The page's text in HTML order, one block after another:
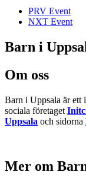
PRV Event
NXT Event
Barn i
Om oss
Barn i Uppsala är ett
sociala företaget
Uppsala och sidorna
Mer om